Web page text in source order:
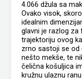
4.066 džula sa
Ovako visok,
idealnim
glavni je razlog za
trajektoriju ovog
zrno sastoji se od
nešto mekše, te
čelična košuljica
kružnu ulaznu